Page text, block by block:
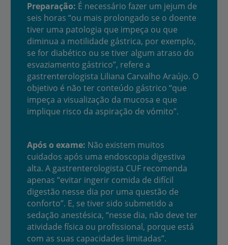
Preparação: É necessário fazer um jejum de
seis horas “ou mais prolongado se o doente
tiver uma patologia que impeça ou que
diminua a motilidade gástrica, por exemplo,
se for diabético ou se tiver algum atraso do
esvaziamento gástrico”, refere a
gastrenterologista Liliana Carvalho Araújo. O
objetivo é não ter conteúdo gástrico “que
impeça a visualização da mucosa e que
implique risco da aspiração de vómito”.
Após o exame: Não existem muitos
cuidados após uma endoscopia digestiva
alta. A gastrenterologista CUF recomenda
apenas “evitar ingerir comida de difícil
digestão nesse dia por uma questão de
conforto”. E, se tiver sido submetido a
sedação anestésica, “nesse dia, não deve ter
atividade física ou profissional, porque está
com as suas capacidades limitadas”.